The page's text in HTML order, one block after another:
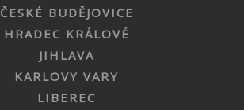
ČESKÉ BUDĚJOVICE
HRADEC KRÁLOVÉ
JIHLAVA
KARLOVY VARY
LIBEREC